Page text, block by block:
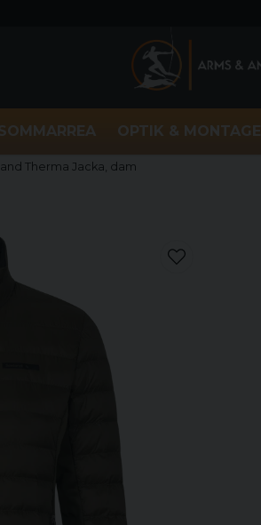
OPTIK & MONTAGE
Therma Jacka, dam